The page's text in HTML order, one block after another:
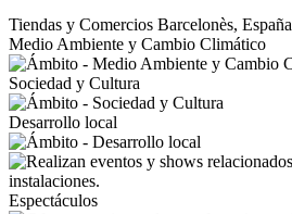
Tiendas y Comercios Barcelonès, España
Medio Ambiente y Cambio Climático
Sociedad y Cultura
Desarrollo local
Espectáculos